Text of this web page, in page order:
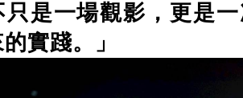
只是一場觀影，更是
實踐。」